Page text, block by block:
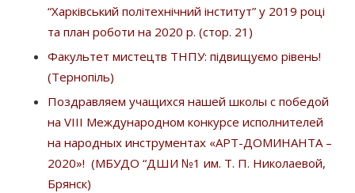
“Харківський політехнічний інститут” у 2019 році
та план роботи на 2020 р. (стор. 21)
Факультет мистецтв ТНПУ: підвищуємо рівень!
(Тернопіль)
Поздравляем учащихся нашей школы с победой
на VIII Международном конкурсе исполнителей
на народных инструментах «АРТ-ДОМИНАНТА –
2020»! (МБУДО “ДШИ №1 им. Т. П. Николаевой,
Брянск)